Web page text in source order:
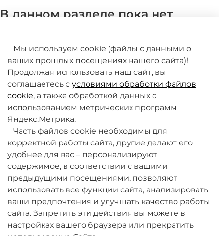
В данном разделе пока нет
О компании
Товары и услуги
+7 (495) 789-38-95
09:00 - 18:00 (будни, по МСК)
Мы используем cookie (файлы с данными о
ваших прошлых посещениях нашего сайта)!
Продолжая использовать наш сайт, вы
соглашаетесь с условиями обработки файлов
cookie, а также обработкой данных с
использованием метрических программ
Яндекс.Метрика.
Часть файлов cookie необходимы для
корректной работы сайта, другие делают его
удобнее для вас – персонализируют
содержимое, в соответствии с вашими
предыдущими посещениями, позволяют
использовать все функции сайта, анализировать
ваши предпочтения и улучшать качество работы
сайта. Запретить эти действия вы можете в
настройках вашего браузера или прекратить